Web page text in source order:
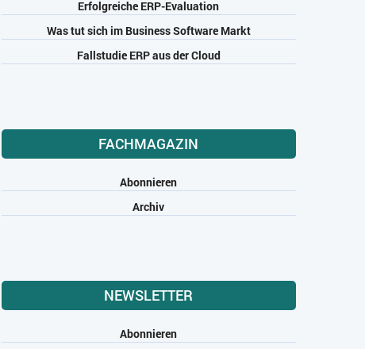
Erfolgreiche ERP-Evaluation
Was tut sich im Business Software Markt
Fallstudie ERP aus der Cloud
FACHMAGAZIN
Abonnieren
Archiv
NEWSLETTER
Abonnieren